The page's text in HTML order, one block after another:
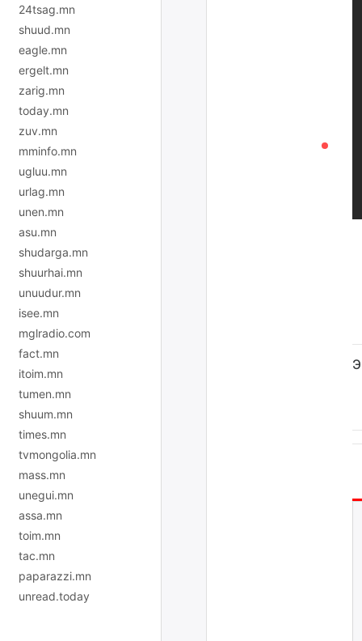
24tsag.mn
shuud.mn
eagle.mn
ergelt.mn
zarig.mn
today.mn
zuv.mn
mminfo.mn
ugluu.mn
urlag.mn
unen.mn
asu.mn
shudarga.mn
shuurhai.mn
unuudur.mn
isee.mn
mglradio.com
fact.mn
itoim.mn
tumen.mn
shuum.mn
times.mn
tvmongolia.mn
mass.mn
unegui.mn
assa.mn
toim.mn
tac.mn
paparazzi.mn
unread.today